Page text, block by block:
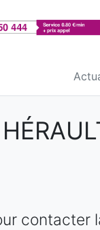
contacter